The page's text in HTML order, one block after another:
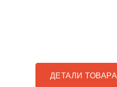
ДЕТАЛИ ТОВАРА